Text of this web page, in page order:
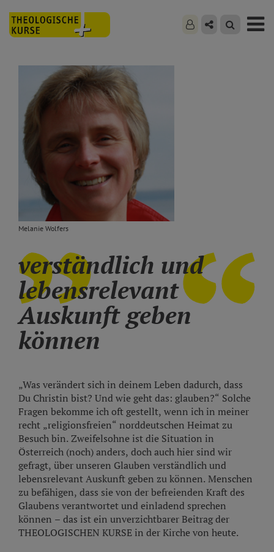
Melanie Wolfers
verständlich und
lebensrelevant
Auskunft geben
können
„Was verändert sich in deinem Leben dadurch, dass
Du Christin bist? Und wie geht das: glauben?“ Solche
Fragen bekomme ich oft gestellt, wenn ich in meiner
recht „religionsfreien“ norddeutschen Heimat zu
Besuch bin. Zweifelsohne ist die Situation in
Österreich (noch) anders, doch auch hier sind wir
gefragt, über unseren Glauben verständlich und
lebensrelevant Auskunft geben zu können. Menschen
zu befähigen, dass sie von der befreienden Kraft des
Glaubens verantwortet und einladend sprechen
können – das ist ein unverzichtbarer Beitrag der
THEOLOGISCHEN KURSE in der Kirche von heute.